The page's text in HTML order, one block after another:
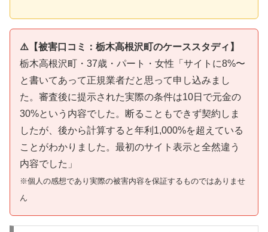
⚠️【被害口コミ：栃木高根沢町のケーススタディ】
栃木高根沢町・37歳・パート・女性「サイトに8%〜
と書いてあって正規業者だと思って申し込みまし
た。審査後に提示された実際の条件は10日で元金の
30%という内容でした。断ることもできず契約しま
したが、後から計算すると年利1,000%を超えている
ことがわかりました。最初のサイト表示と全然違う
内容でした」
※個人の感想であり実際の被害内容を保証するものではありませ
ん